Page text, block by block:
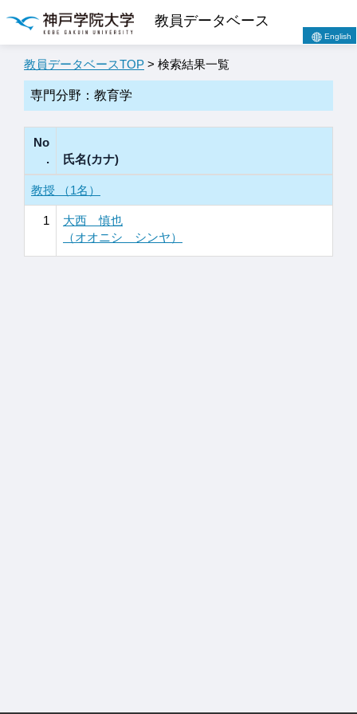
教員データベース
English
教員データベースTOP > 検索結果一覧
専門分野：教育学
No
.
氏名(カナ)
教授 （1名）
1
大西 慎也
（オオニシ シンヤ）